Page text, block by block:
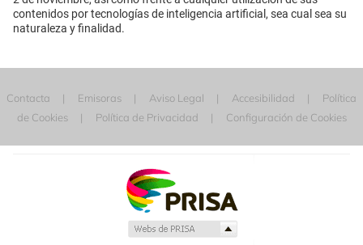
contenidos por tecnologías de inteligencia artificial, sea cual sea su
naturaleza y finalidad.
Contacta Emisoras Aviso Legal Accesibilidad
Política
de Cookies
Política de Privacidad Configuración de Cookies